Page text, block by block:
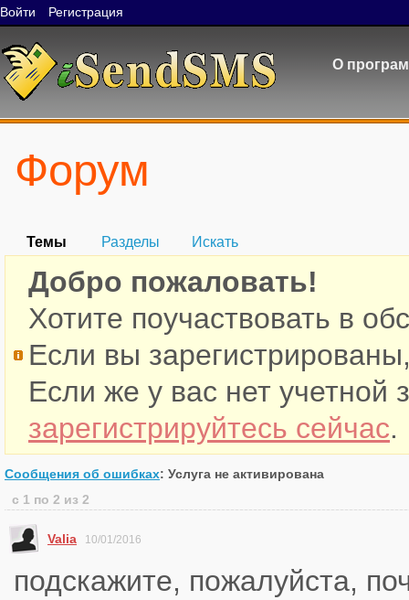
Войти Регистрация
О
Форум
Темы Разделы Искать
Добро пожаловать!
Хотите поучаствовать в
Если вы
Если же у вас нет учетной
зарегистрируйтесь сейчас.
Сообщения об ошибках: Услуга не активирована
с 1 по 2 из 2
Valia 10/01/2016
подскажите, пожалуйста,